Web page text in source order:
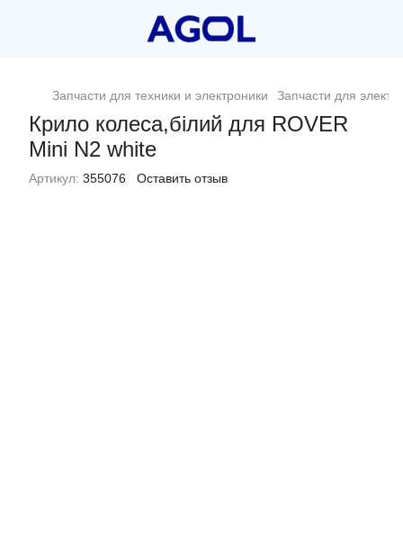
Запчасти для техники и электроники Запчасти для
Крило колеса,білий для ROVER
Mini N2 white
Артикул: 355076 Оставить отзыв